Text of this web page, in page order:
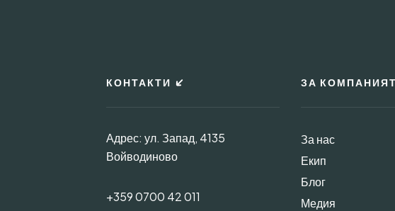
КОНТАКТИ
Адрес: ул. Запад, 4135
Войводиново
+359 0700 42 011
ЗА
За нас
Екип
Блог
Медия